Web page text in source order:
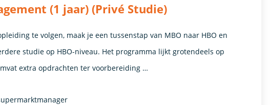
(1 jaar) (Privé Studie)
te volgen, maak je een tussenstap van MBO naar HBO en
studie op HBO-niveau. Het programma lijkt grotendeels op
extra opdrachten ter voorbereiding …